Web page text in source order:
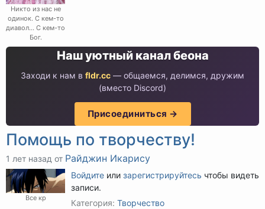
Никто из нас не
одинок. С кем-то
диавол... С кем-то
Бог.
Наш уютный канал беона
Заходи к нам в fldr.cc — общаемся, делимся, дружим
(вместо Discord)
Присоединиться →
Помощь по творчеству!
1 лет назад от Райджин Икарису
Все кр
Войдите или зарегистрируйтесь чтобы видеть
записи.
Категория: Творчество